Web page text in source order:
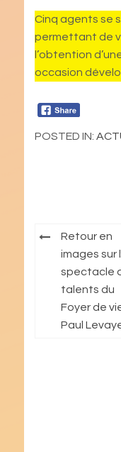
Cinq agents se
permettant de
l’obtention
occasion
POSTED IN:
l’article
Retour en
images sur
spectacle
talents du
Foyer de
Paul